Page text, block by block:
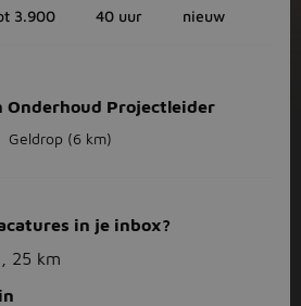
3.900 40 uur nieuw
Onderhoud Projectleider
Geldrop (6 km)
in je inbox?
25 km